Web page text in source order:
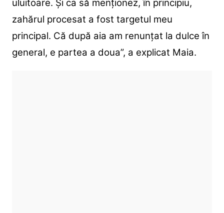
uluitoare. Și ca să menționez, în principiu,
zahărul procesat a fost targetul meu
principal. Că după aia am renunțat la dulce în
general, e partea a doua”, a explicat Maia.